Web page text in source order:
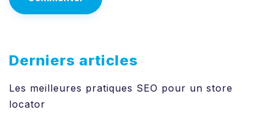
Derniers articles
Les meilleures pratiques SEO pour un store
locator